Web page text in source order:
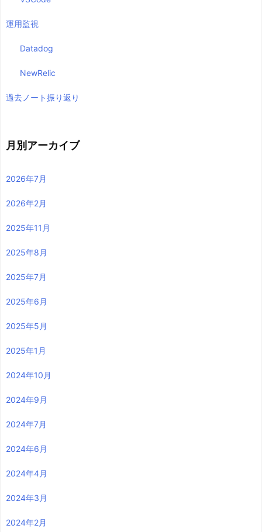
運用監視
Datadog
NewRelic
過去ノート振り返り
月別アーカイブ
2026年7月
2026年2月
2025年11月
2025年8月
2025年7月
2025年6月
2025年5月
2025年1月
2024年10月
2024年9月
2024年7月
2024年6月
2024年4月
2024年3月
2024年2月